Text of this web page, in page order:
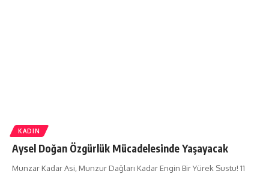
KADIN
Aysel Doğan Özgürlük Mücadelesinde Yaşayacak
Munzar Kadar Asi, Munzur Dağları Kadar Engin Bir Yürek Sustu! 11